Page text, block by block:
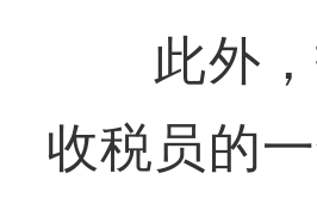
此外，
收税员的